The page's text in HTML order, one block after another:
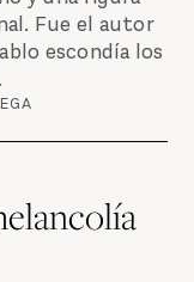
Fue el autor
escondía los